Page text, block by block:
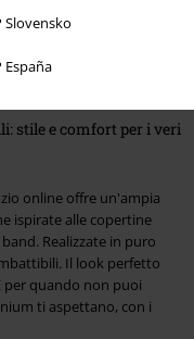
Slovensko
España
band leggendaria,
nel loro mondo
stile e comfort per i veri
online offre un'ampia
ispirate alle copertine
Realizzate in puro
Il look perfetto
per quando non puoi
ti aspettano, con i